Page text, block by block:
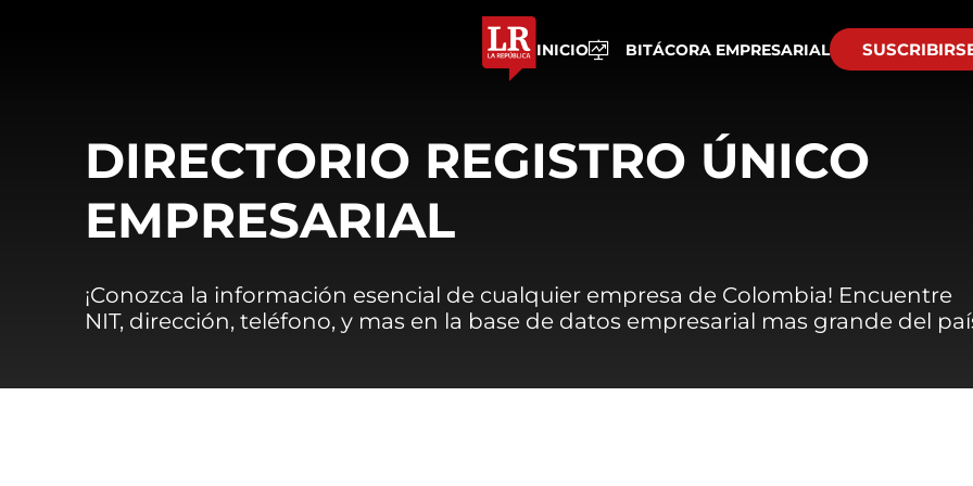
INICIO BITÁCORA EMPRESARIAL
DIRECTORIO REGISTRO ÚNICO
EMPRESARIAL
¡Conozca la información esencial de cualquier empresa de Colombia! Encuentre
NIT, dirección, teléfono, y mas en la base de datos empresarial mas grande del